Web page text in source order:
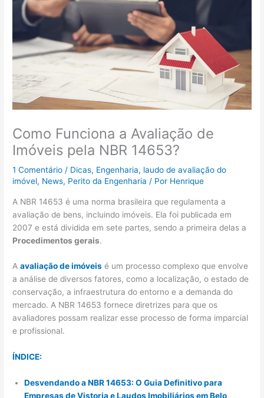
Como Funciona a Avaliação de
Imóveis pela NBR 14653?
1 Comentário / Dicas, Engenharia, laudo de avaliação do
imóvel, News, Perito da Engenharia / Por Henrique
A NBR 14653 é uma norma brasileira que regulamenta a
avaliação de bens, incluindo imóveis. Ela foi publicada em
2007 e está dividida em sete partes, sendo a primeira delas a
Procedimentos gerais.
Aavaliação de imóveis é um processo complexo que envolve
a análise de diversos fatores, como a localização, o estado de
conservação, a infraestrutura do entorno e a demanda do
mercado. A NBR 14653 fornece diretrizes para que os
avaliadores possam realizar esse processo de forma imparcial
e profissional.
ÍNDICE:
Desvendando a NBR 14653: O Guia Definitivo para
Empresas de Vistoria e Laudos Imobiliários em Belo